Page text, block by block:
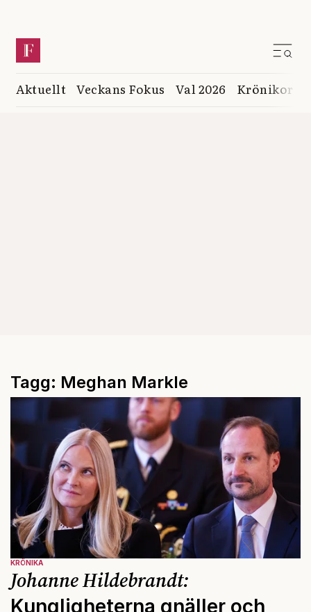
Aktuellt Veckans Fokus Val 2026 Krönikor
Tagg: Meghan Markle
KRÖNIKA
Johanne Hildebrandt:
Kungligheterna gnäller och